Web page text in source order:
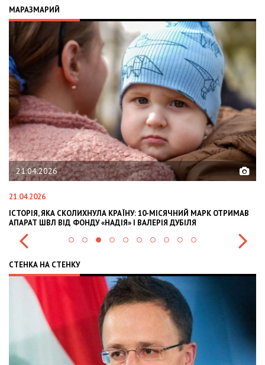
МАРАЗМАРИЙ
02.02.2026
02.02.2026
OLEKSII ABASOV: HOW UKRAINIAN BUSINESSES CAN ATTRACT
INTERNATIONAL INVESTMENTS AND HEDGE RISKS DURING WAR
СТЕНКА НА СТЕНКУ